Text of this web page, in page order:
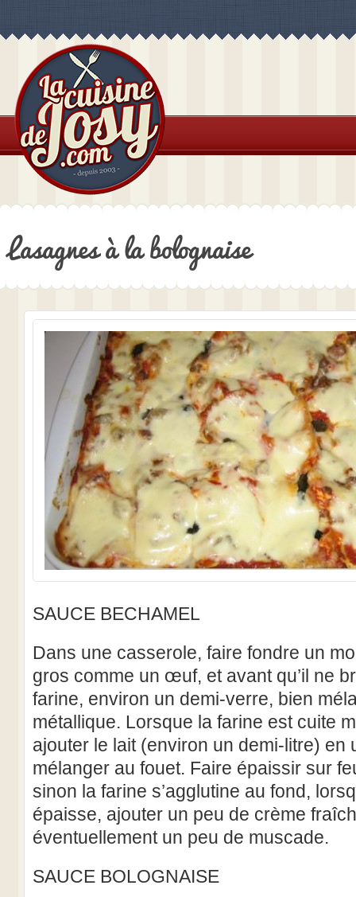
Lasagnes à la bolognaise
SAUCE BECHAMEL
Dans une casserole, faire fondre un
gros comme un œuf, et avant qu’il ne
farine, environ un demi-verre, bien
métallique. Lorsque la farine est cuite
ajouter le lait (environ un demi-litre) en
mélanger au fouet. Faire épaissir sur
sinon la farine s’agglutine au fond,
épaisse, ajouter un peu de crème
éventuellement un peu de muscade.
SAUCE BOLOGNAISE